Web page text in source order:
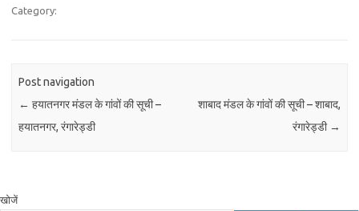
Category:
Post navigation
← हयातनगर मंडल के गांवों की सूची –
हयातनगर, रंगारेड्डी
शाबाद मंडल के गांवों की सूची – शाबाद,
रंगारेड्डी →
खोजें